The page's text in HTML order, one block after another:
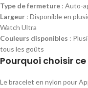
Type de fermeture : Auto-
Largeur : Disponible en
Watch Ultra
Couleurs disponibles :
tous les goûts
Pourquoi choisir
Le bracelet en nylon pour